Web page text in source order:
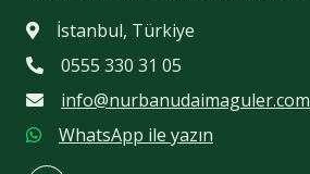
İstanbul, Türkiye
0555 330 31 05
info@nurbanudaimaguler.com
WhatsApp ile yazın